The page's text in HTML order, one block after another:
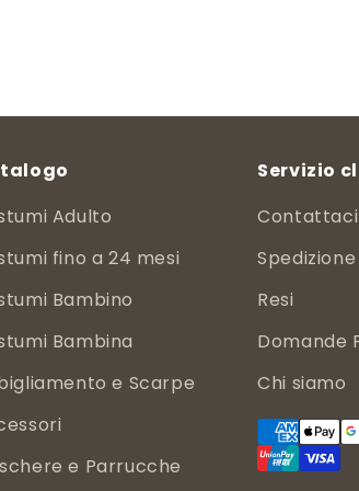
Adulto
fino a 24 mesi
Bambino
Bambina
e Scarpe
e Parrucche
Servizio
Contattaci
Resi
Domande
Chi siamo